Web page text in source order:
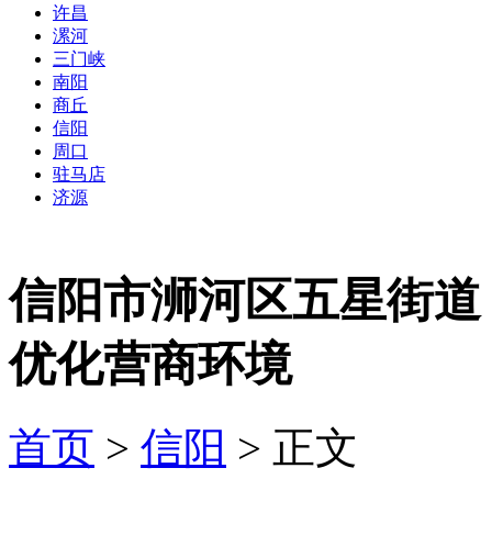
许昌
漯河
三门峡
南阳
商丘
信阳
周口
驻马店
济源
信阳市浉河区五星街
优化营商环境
首页 > 信阳 > 正文